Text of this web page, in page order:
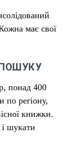
має свої
понад 400
по регіону,
книжки.
шукати